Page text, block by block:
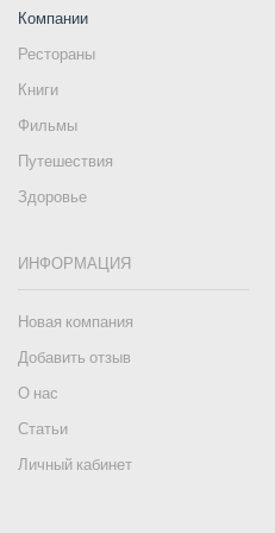
Компании
Рестораны
Книги
Фильмы
Путешествия
Здоровье
ИНФОРМАЦИЯ
Новая компания
Добавить отзыв
О нас
Статьи
Личный кабинет